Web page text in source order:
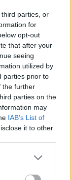
parties, or
for
opt-out
that after your
seeing
utilized by
parties prior to
the further
parties on the
may
IAB’s List of
it to other
more Google
may click to
óta
otthon